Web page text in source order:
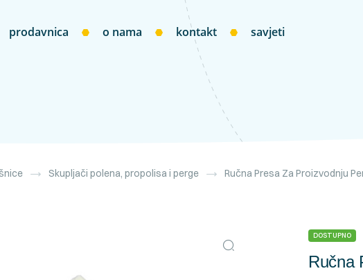
prodavnica o nama kontakt savjeti
Skupljači polena, propolisa i perge Ručna Presa Za Proizvodnju
DOSTUPNO
Ručna